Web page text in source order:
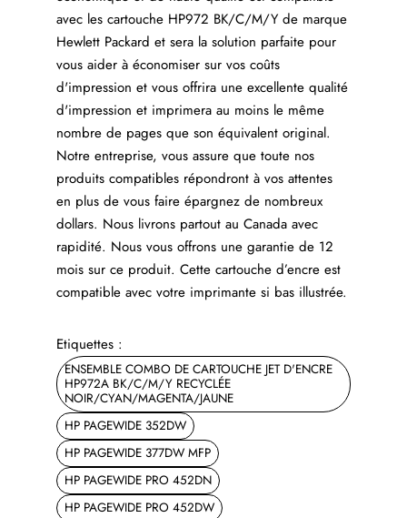
avec les cartouche HP972 BK/C/M/Y de marque
Hewlett Packard et sera la solution parfaite pour
vous aider à économiser sur vos coûts
d'impression et vous offrira une excellente qualité
d'impression et imprimera au moins le même
nombre de pages que son équivalent original.
Notre entreprise, vous assure que toute nos
produits compatibles répondront à vos attentes
en plus de vous faire épargnez de nombreux
dollars. Nous livrons partout au Canada avec
rapidité. Nous vous offrons une garantie de 12
mois sur ce produit. Cette cartouche d’encre est
compatible avec votre imprimante si bas illustrée.
Etiquettes :
ENSEMBLE COMBO DE CARTOUCHE JET D'ENCRE
HP972A BK/C/M/Y RECYCLÉE
NOIR/CYAN/MAGENTA/JAUNE
HP PAGEWIDE 352DW
HP PAGEWIDE 377DW MFP
HP PAGEWIDE PRO 452DN
HP PAGEWIDE PRO 452DW